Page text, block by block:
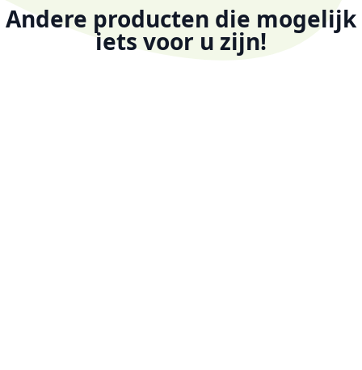
Andere producten die mogelijk
iets voor u zijn!